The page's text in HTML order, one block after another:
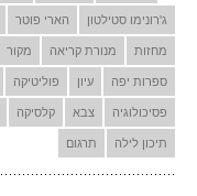
ג'רונימו סטילטון הארי פוטר
מחזות מנורת קריאה מקור
ספרות יפה עיון פוליטיקה
פסיכולוגיה צבא קלסיקה
תיכון לילה תרגום